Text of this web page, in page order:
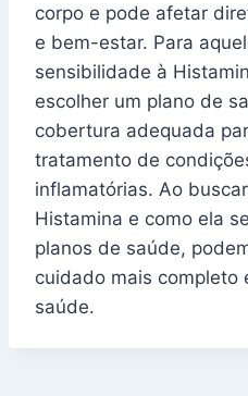
corpo e pode afetar
e bem-estar. Para
sensibilidade à
escolher um plano de
cobertura adequada
tratamento de
inflamatórias. Ao
Histamina e como ela
planos de saúde,
cuidado mais completo
saúde.